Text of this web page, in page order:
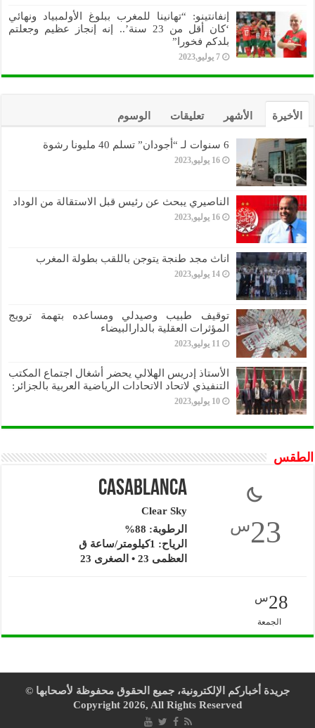
إنفانتينو: “تهانينا للمغرب ببلوغ الأولمبياد ونهائي
‘كان أقل من 23 سنة’.. إنه إنجاز عظيم وجعلتم
بلدكم فخورا”
7 يوليو,2023
الأخيرة الأشهر تعليقات الوسوم
6 سنوات لـ “أجودان” تسلم 40 مليونا رشوة
16 يوليو,2023
الناصيري يبحث عن رئيس قبل الاستقالة من الوداد
16 يوليو,2023
اناث مجد طنجة يتوجن باللقب بطولة المغرب
14 يوليو,2023
توقيف طبيب وصيدلي ومساعده بتهمة ترويج
المؤثرات العقلية بالدارالبيضاء
11 يوليو,2023
الأستاذ إدريس الهلالي يحضر أشغال اجتماع المكتب
التنفيذي لاتحاد الاتحادات الرياضية العربية بالجزائر:
10 يوليو,2023
الطقس
23س
Casablanca
Clear Sky
الرطوبة: 88%
الرياح: 1كيلومتر/ساعة ق
العظمى 23 • الصغرى 23
28س
الجمعة
جريدة أخباركم الإلكترونية، جميع الحقوق محفوظة لأصحابها ©
Copyright 2026, All Rights Reserved